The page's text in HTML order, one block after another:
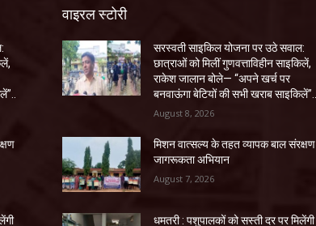
वाइरल स्टोरी
सरस्वती साइकिल योजना पर उठे सवाल:
छात्राओं को मिलीं गुणवत्ताविहीन साइकिलें,
राकेश जालान बोले— “अपने खर्च पर
बनवाऊंगा बेटियों की सभी खराब साइकिलें”..
August 8, 2026
मिशन वात्सल्य के तहत व्यापक बाल संरक्षण
जागरूकता अभियान
August 7, 2026
धमतरी : पशुपालकों को सस्ती दर पर मिलेंगी